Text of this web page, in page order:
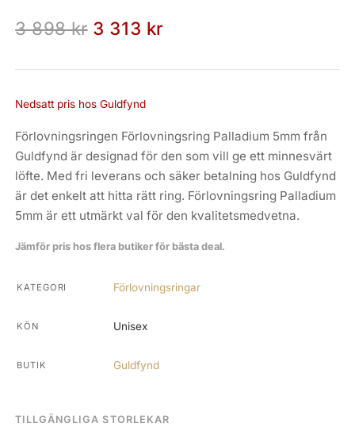
3 898 kr 3 313 kr
Nedsatt pris hos Guldfynd
Förlovningsringen Förlovningsring Palladium 5mm från
Guldfynd är designad för den som vill ge ett minnesvärt
löfte. Med fri leverans och säker betalning hos Guldfynd
är det enkelt att hitta rätt ring. Förlovningsring Palladium
5mm är ett utmärkt val för den kvalitetsmedvetna.
Jämför pris hos flera butiker för bästa deal.
KATEGORI Förlovningsringar
KÖN Unisex
BUTIK Guldfynd
TILLGÄNGLIGA STORLEKAR